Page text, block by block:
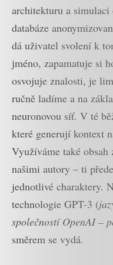
architekturu a
databáze
dá uživatel svolení k
jméno, zapamatuje si
osvojuje znalosti, je
ručně ladíme a na
neuronovou síť. V té
které generují kontext
Využíváme také
našimi autory – ti
jednotlivé charaktery.
technologie GPT-3 (
společností OpenAI –
směrem se vydá.